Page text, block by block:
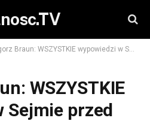
WSZYSTKIE wypowiedzi w Sejmie przed WYKLUCZENIEM z obrad! DZIĘKUJEMY za walkę! [WIDEO]
WSZYSTKIE
Sejmie przed